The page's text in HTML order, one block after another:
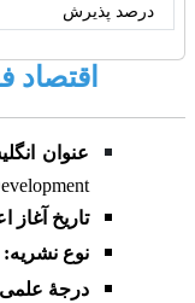
درصد پذیرش
عنوان
تاریخ آغاز
نوع نشریه:
درجۀ